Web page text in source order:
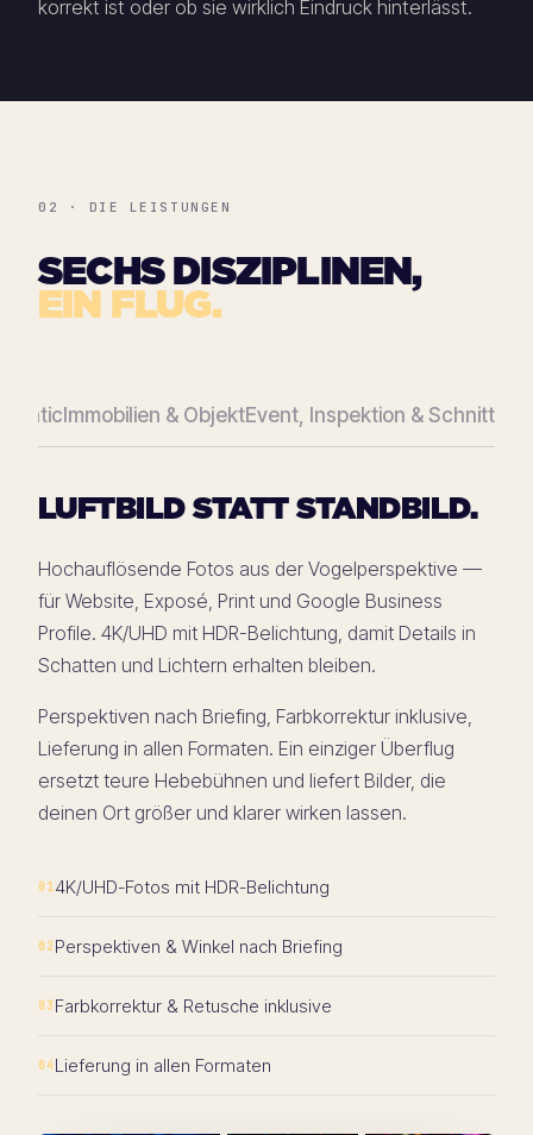
korrekt ist oder ob sie wirklich Eindruck hinterlässt.
02 · DIE LEISTUNGEN
SECHS DISZIPLINEN,
EIN FLUG.
Immobilien & ObjektEvent, Inspektion & Schnitt
LUFTBILD STATT STANDBILD.
Hochauflösende Fotos aus der Vogelperspektive —
für Website, Exposé, Print und Google Business
Profile. 4K/UHD mit HDR-Belichtung, damit Details in
Schatten und Lichtern erhalten bleiben.
Perspektiven nach Briefing, Farbkorrektur inklusive,
Lieferung in allen Formaten. Ein einziger Überflug
ersetzt teure Hebebühnen und liefert Bilder, die
deinen Ort größer und klarer wirken lassen.
4K/UHD-Fotos mit HDR-Belichtung
Perspektiven & Winkel nach Briefing
Farbkorrektur & Retusche inklusive
Lieferung in allen Formaten